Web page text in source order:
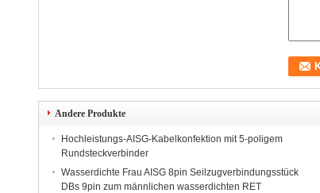
Andere Produkte
Hochleistungs-AISG-Kabelkonfektion mit 5-poligem
Rundsteckverbinder
Wasserdichte Frau AISG 8pin Seilzugverbindungsstück
DBs 9pin zum männlichen wasserdichten RET